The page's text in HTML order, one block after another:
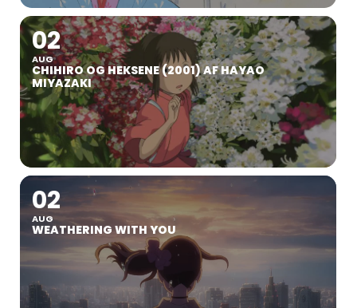
02
AUG
CHIHIRO OG HEKSENE (2001) AF HAYAO
MIYAZAKI
02
AUG
WEATHERING WITH YOU